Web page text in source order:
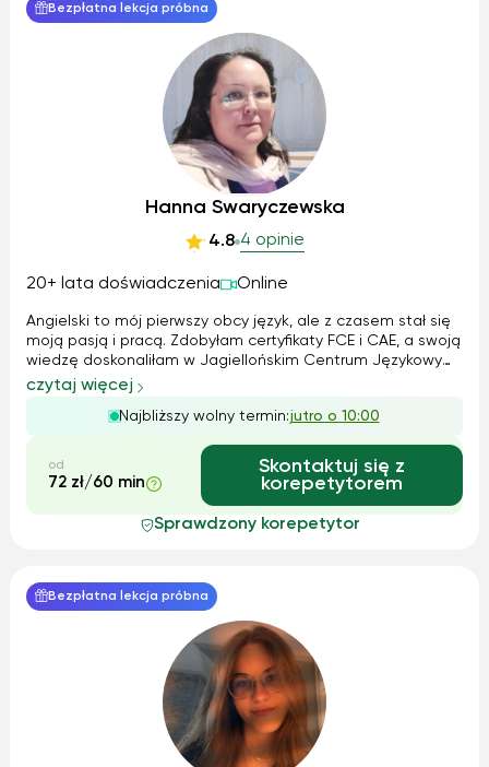
Bezpłatna lekcja próbna
Hanna Swaryczewska
4.8 4 opinie
20+ lata doświadczenia Online
Angielski to mój pierwszy obcy język, ale z czasem stał się
moją pasją i pracą. Zdobyłam certyfikaty FCE i CAE, a swoją
wiedzę doskonaliłam w Jagiellońskim Centrum Językowym.
Pracowałam zarówno z dziećmi, jak i dorosłymi – od zajęć
indywidualnych po kursy dla korporacji. W nauczaniu łączę
metodę Cal...
czytaj więcej
Najbliższy wolny termin:jutro o 10:00
od
72 zł/60 min
Skontaktuj się z
korepetytorem
Sprawdzony korepetytor
Bezpłatna lekcja próbna